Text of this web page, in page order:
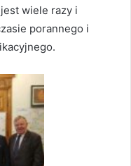
wiele razy i
porannego i